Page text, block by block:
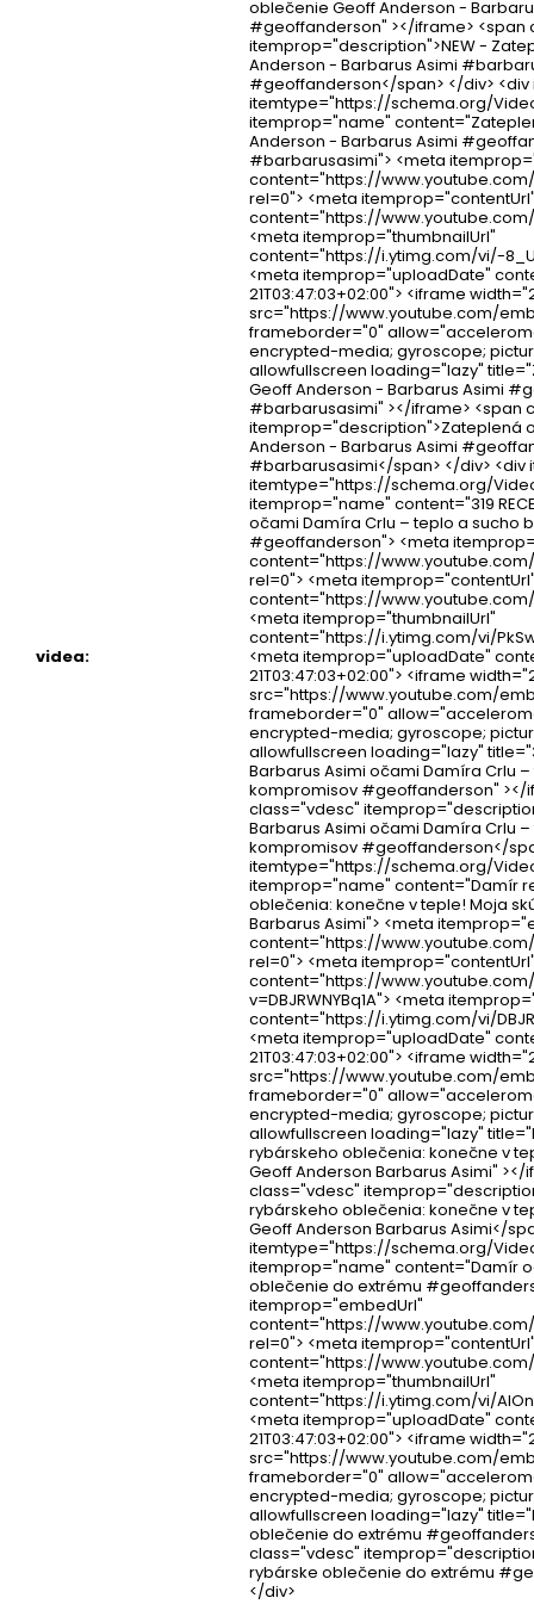
videa:
oblečenie Geoff Anderson -
#geoffanderson" ></iframe> <span
itemprop="description">NEW -
Anderson - Barbarus Asimi
#geoffanderson</span> </div>
itemtype="https://schema.org/
itemprop="name"
Anderson - Barbarus Asimi
#barbarusasimi"> <meta
content="https://
rel=0"> <meta
content="https://
<meta itemprop="thumbnailUrl"
content="https://i.ytimg.com/vi/-
<meta itemprop="uploadDate"
21T03:47:03+02:00"> <iframe
src="https://www.youtube.com/
frameborder="0"
encrypted-media; gyroscope;
allowfullscreen loading="lazy"
Geoff Anderson - Barbarus Asimi
#barbarusasimi" ></iframe> <span
itemprop="description">Zateplená
Anderson - Barbarus Asimi
#barbarusasimi</span> </div> <div
itemtype="https://schema.org/
itemprop="name" content="319
očami Damíra Crlu – teplo a sucho
#geoffanderson"> <meta
content="https://www.youtube.com/
rel=0"> <meta
content="https://www.youtube.com/
<meta itemprop="thumbnailUrl"
content="https://i.ytimg.com/vi/
<meta itemprop="uploadDate"
21T03:47:03+02:00"> <iframe
src="https://www.youtube.com/
frameborder="0"
encrypted-media; gyroscope;
allowfullscreen loading="lazy"
Barbarus Asimi očami Damíra Crlu
kompromisov #geoffanderson" ></
class="vdesc"
Barbarus Asimi očami Damíra Crlu
kompromisov #geoffanderson</
itemtype="https://schema.org/
itemprop="name" content="Damír
oblečenia: konečne v teple! Moja
Barbarus Asimi"> <meta
content="https://www.youtube.com/
rel=0"> <meta
content="https://
v=DBJRWNYBq1A"> <meta
content="https://i.ytimg.com/vi/
<meta itemprop="uploadDate"
21T03:47:03+02:00"> <iframe
src="https://www.youtube.com/
frameborder="0"
encrypted-media; gyroscope;
allowfullscreen loading="lazy"
rybárskeho oblečenia: konečne v
Geoff Anderson Barbarus Asimi" ></
class="vdesc"
rybárskeho oblečenia: konečne v
Geoff Anderson Barbarus Asimi</
itemtype="https://schema.org/
itemprop="name" content="Damír
oblečenie do extrému
itemprop="embedUrl"
content="https://
rel=0"> <meta
content="https://www.youtube.com/
<meta itemprop="thumbnailUrl"
content="https://i.ytimg.com/vi/
<meta itemprop="uploadDate"
21T03:47:03+02:00"> <iframe
src="https://www.youtube.com/
frameborder="0"
encrypted-media; gyroscope;
allowfullscreen loading="lazy"
oblečenie do extrému
class="vdesc"
rybárske oblečenie do extrému
</div>